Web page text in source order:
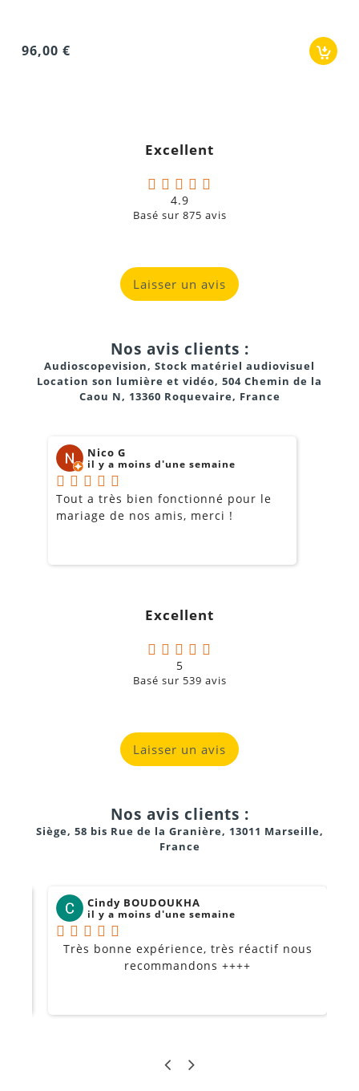
Excellent
4.9
Basé sur 875 avis
Laisser un avis
Nos avis clients :
Audioscopevision, Stock matériel audiovisuel
Location son lumière et vidéo, 504 Chemin de la
Caou N, 13360 Roquevaire, France
Nico G
il y a moins d'une semaine
Tout a très bien fonctionné pour le
mariage de nos amis, merci !
Excellent
5
Basé sur 539 avis
Laisser un avis
Nos avis clients :
Siège, 58 bis Rue de la Granière, 13011 Marseille,
France
Cindy BOUDOUKHA
il y a moins d'une semaine
Très bonne expérience, très réactif nous
recommandons ++++